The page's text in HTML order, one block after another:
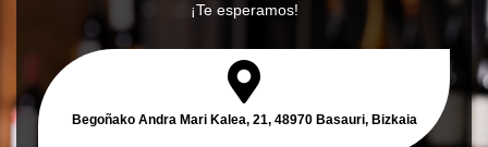
¡Te esperamos!
Begoñako Andra Mari Kalea, 21, 48970 Basauri, Bizkaia